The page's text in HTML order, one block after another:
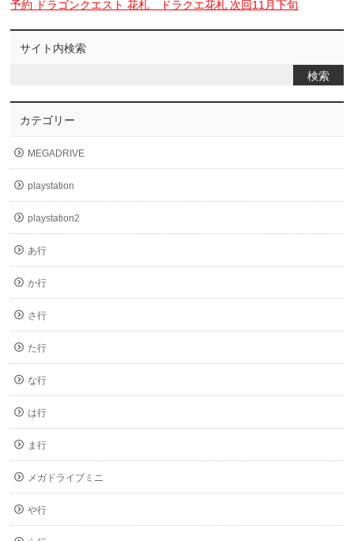
予約 ドラゴンクエスト 花札 ドラクエ花札 次回11月下旬
サイト内検索
カテゴリー
MEGADRIVE
playstation
playstation2
あ行
か行
さ行
た行
な行
は行
ま行
メガドライブミニ
や行